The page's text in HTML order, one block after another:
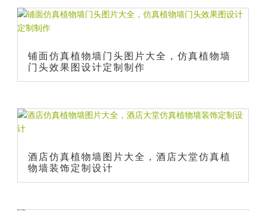
铺面仿真植物墙门头图片大全，仿真植物墙
门头效果图设计定制制作
酒店仿真植物墙图片大全，酒店大堂仿真植
物墙装饰定制设计